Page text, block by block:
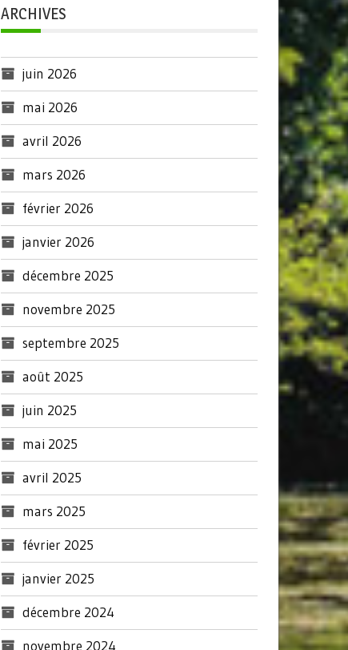
ARCHIVES
juin 2026
mai 2026
avril 2026
mars 2026
février 2026
janvier 2026
décembre 2025
novembre 2025
septembre 2025
août 2025
juin 2025
mai 2025
avril 2025
mars 2025
février 2025
janvier 2025
décembre 2024
novembre 2024